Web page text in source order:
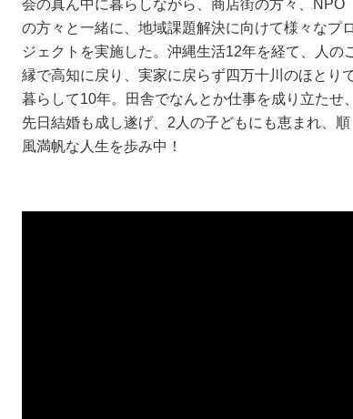
会の真ん中に暮らしながら、商店街の方々、NPO
の方々と一緒に、地域課題解決に向けて様々なプロ
ジェクトを実施した。沖縄生活12年を経て、人の
縁で高知に戻り、実家に戻らず四万十川のほとり
暮らして10年。田舎でなんとか仕事を成り立たせ、
先日結婚も成し遂げ、2人の子どもにも恵まれ、順
風満帆な人生を歩み中！